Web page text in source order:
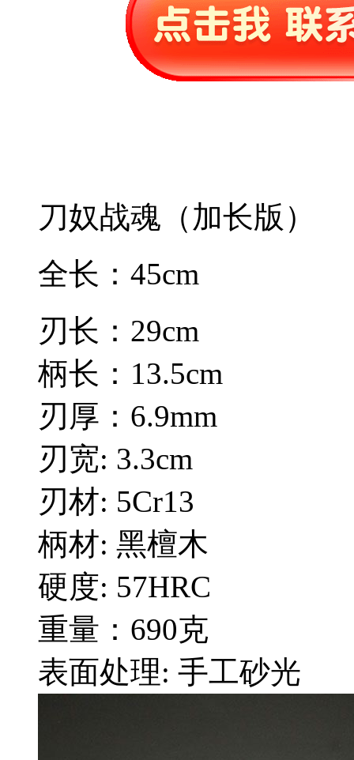
刀奴战魂（加长版）
全长：45cm
刃长：29cm
柄长：13.5cm
刃厚：6.9mm
刃宽: 3.3cm
刃材: 5Cr13
柄材: 黑檀木
硬度: 57HRC
重量：690克
表面处理: 手工砂光